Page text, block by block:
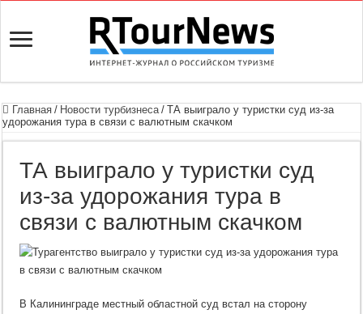
Главная / Новости турбизнеса / ТА выиграло у туристки суд из-за
удорожания тура в связи с валютным скачком
ТА выиграло у туристки суд
из-за удорожания тура в
связи с валютным скачком
В Калининграде местный областной суд встал на сторону